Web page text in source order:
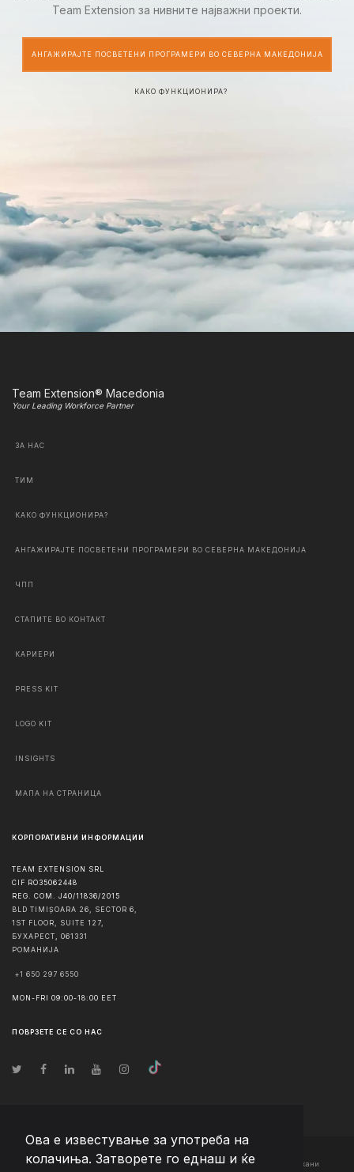
Ова е известување за употреба на
колачиња. Затворете го еднаш и ќе
Team Extension за нивните најважни проекти.
АНГАЖИРАЈТЕ ПОСВЕТЕНИ ПРОГРАМЕРИ ВО СЕВЕРНА МАКЕДОНИЈА
КАКО ФУНКЦИОНИРА?
Team Extension® Macedonia
Your Leading Workforce Partner
ЗА НАС
ТИМ
КАКО ФУНКЦИОНИРА?
АНГАЖИРАЈТЕ ПОСВЕТЕНИ ПРОГРАМЕРИ ВО СЕВЕРНА МАКЕДОНИЈА
ЧПП
СТАПИТЕ ВО КОНТАКТ
КАРИЕРИ
PRESS KIT
LOGO KIT
INSIGHTS
МАПА НА СТРАНИЦА
КОРПОРАТИВНИ ИНФОРМАЦИИ
TEAM EXTENSION SRL
CIF RO35062448
REG. COM. J40/11836/2015
BLD TIMIȘOARA 26, SECTOR 6,
1ST FLOOR, SUITE 127,
БУХАРЕСТ
061331
РОМАНИЈА
+1 650 297 6550
MON-FRI 09:00-18:00 EET
ПОВРЗЕТЕ СЕ СО НАС
© Авторско право2026 Team Extension Macedonia - Сите права задржани